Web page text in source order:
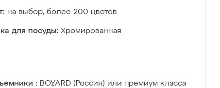
на выбор, более 200 цветов
для посуды: Хромированная
: BOYARD (Россия) или премиум класса